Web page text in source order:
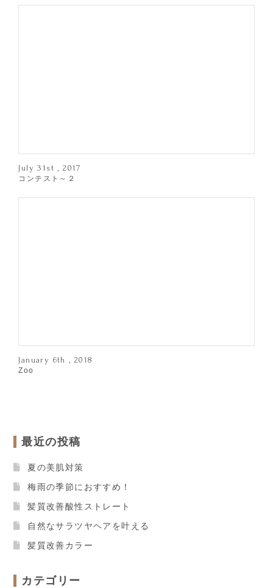
July 31st , 2017
コンテスト～２
January 6th , 2018
Zoo
最近の投稿
夏の美肌対策
梅雨の季節におすすめ！
髪質改善酸性ストレート
自然なサラツヤヘアを叶える
髪質改善カラー
カテゴリー